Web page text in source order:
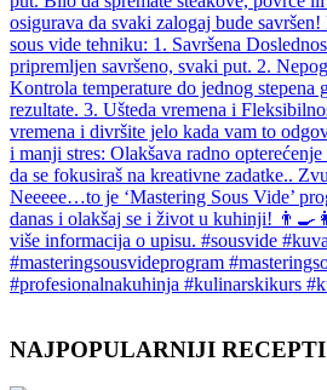
NAJPOPULARNIJI RECEPTI